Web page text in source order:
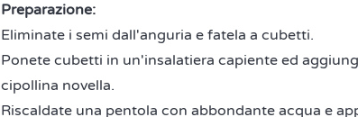
Preparazione:
Eliminate i semi dall'anguria e fatela a cubetti.
Ponete cubetti in un'insalatiera capiente ed
cipollina novella.
Riscaldate una pentola con abbondante acqua e